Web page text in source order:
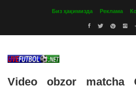
Биз ҳақимизда Реклама
Video obzor matcha